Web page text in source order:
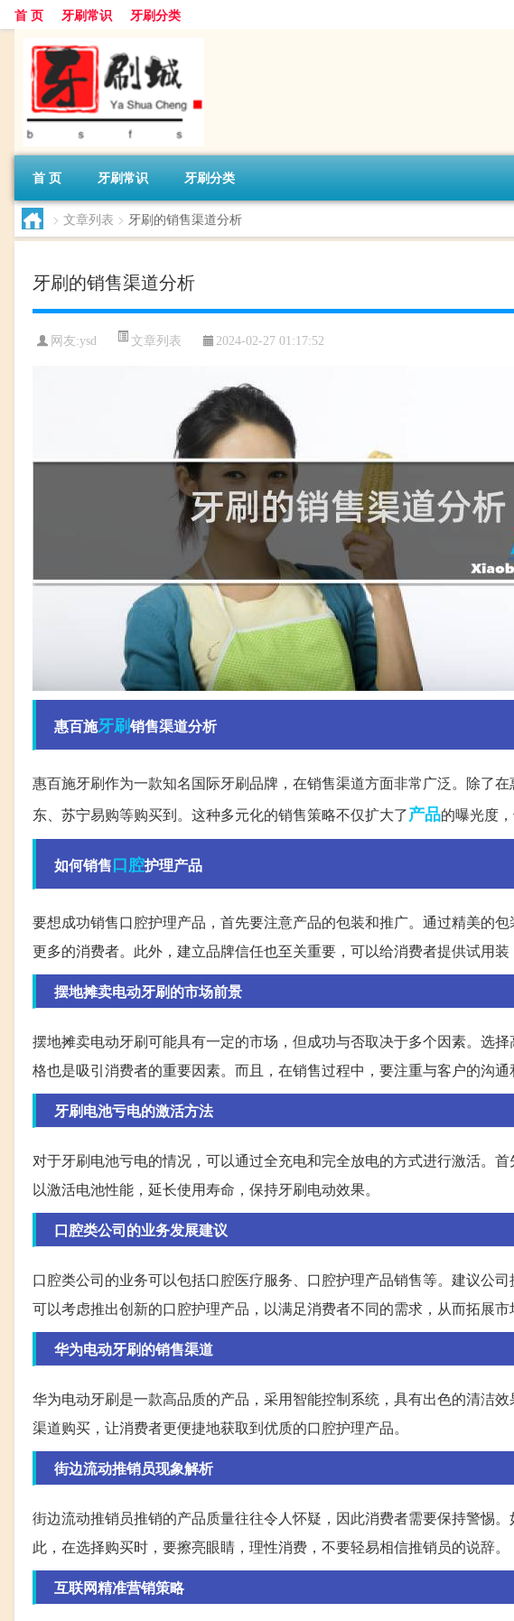
首 页 牙刷常识 牙刷分类
首 页 牙刷常识 牙刷分类
> 文章列表 > 牙刷的销售渠道分析
牙刷的销售渠道分析
网友:ysd 文章列表 2024-02-27 01:17:52
惠百施牙刷销售渠道分析
惠百施牙刷作为一款知名国际牙刷品牌，在销售渠道方面非常广泛。除了
东、苏宁易购等购买到。这种多元化的销售策略不仅扩大了产品的曝光度
如何销售口腔护理产品
要想成功销售口腔护理产品，首先要注意产品的包装和推广。通过精美的
更多的消费者。此外，建立品牌信任也至关重要，可以给消费者提供试用
摆地摊卖电动牙刷的市场前景
摆地摊卖电动牙刷可能具有一定的市场，但成功与否取决于多个因素。选
格也是吸引消费者的重要因素。而且，在销售过程中，要注重与客户的沟通
牙刷电池亏电的激活方法
对于牙刷电池亏电的情况，可以通过全充电和完全放电的方式进行激活。
以激活电池性能，延长使用寿命，保持牙刷电动效果。
口腔类公司的业务发展建议
口腔类公司的业务可以包括口腔医疗服务、口腔护理产品销售等。建议公
可以考虑推出创新的口腔护理产品，以满足消费者不同的需求，从而拓展市
华为电动牙刷的销售渠道
华为电动牙刷是一款高品质的产品，采用智能控制系统，具有出色的清洁
渠道购买，让消费者更便捷地获取到优质的口腔护理产品。
街边流动推销员现象解析
街边流动推销员推销的产品质量往往令人怀疑，因此消费者需要保持警惕
此，在选择购买时，要擦亮眼睛，理性消费，不要轻易相信推销员的说辞。
互联网精准营销策略